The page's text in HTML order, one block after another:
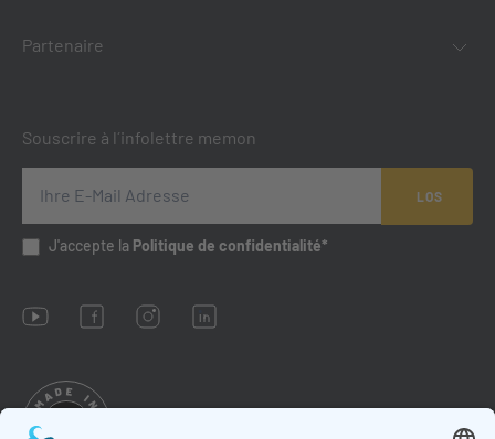
Partenaire
Souscrire à l´infolettre memon
LOS
J'accepte la Politique de confidentialité*